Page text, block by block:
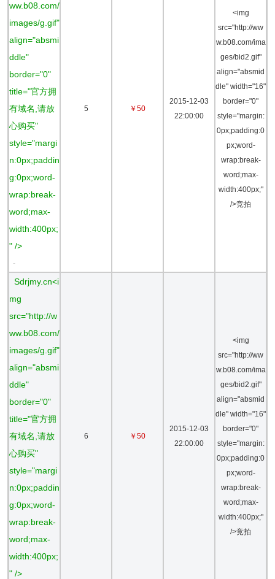
ww.b08.com/
images/g.gif"
align="absmi
ddle"
border="0"
title="官方拥
有域名,请放
心购买"
style="margi
n:0px;paddin
g:0px;word-
wrap:break-
word;max-
width:400px;
" />
-
5 ￥50
2015-12-03
22:00:00
<img
src="http://ww
w.b08.com/ima
ges/bid2.gif"
align="absmid
dle" width="16"
border="0"
style="margin:
0px;padding:0
px;word-
wrap:break-
word;max-
width:400px;"
/>竞拍
Sdrjmy.cn<i
mg
src="http://w
ww.b08.com/
images/g.gif"
align="absmi
ddle"
border="0"
title="官方拥
有域名,请放
心购买"
style="margi
n:0px;paddin
g:0px;word-
wrap:break-
word;max-
width:400px;
" />
6 ￥50
2015-12-03
22:00:00
<img
src="http://ww
w.b08.com/ima
ges/bid2.gif"
align="absmid
dle" width="16"
border="0"
style="margin:
0px;padding:0
px;word-
wrap:break-
word;max-
width:400px;"
/>竞拍